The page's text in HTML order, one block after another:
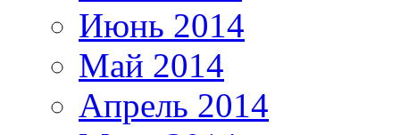
Июнь 2014
Май 2014
Апрель 2014